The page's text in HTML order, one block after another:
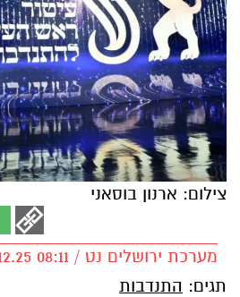
צילום: ארנון בוסאני
מערכת ירושלים נט / 08:11 04.12.25
תגים: התנדבות